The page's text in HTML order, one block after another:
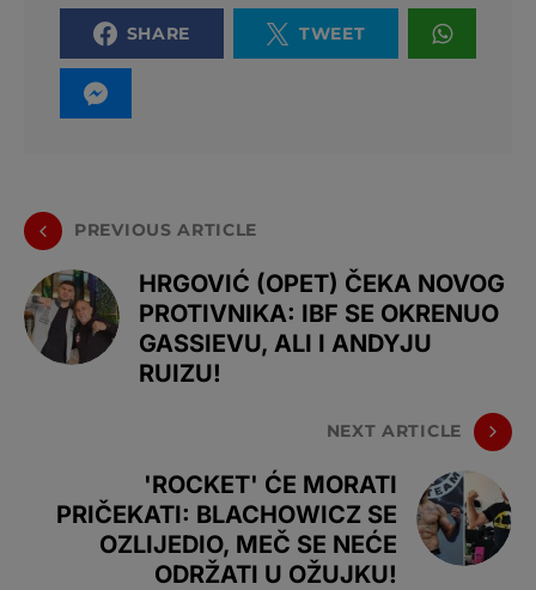
SHARE TWEET
PREVIOUS ARTICLE
HRGOVIĆ (OPET) ČEKA NOVOG
PROTIVNIKA: IBF SE OKRENUO
GASSIEVU, ALI I ANDYJU
RUIZU!
NEXT ARTICLE
'ROCKET' ĆE MORATI
PRIČEKATI: BLACHOWICZ SE
OZLIJEDIO, MEČ SE NEĆE
ODRŽATI U OŽUJKU!